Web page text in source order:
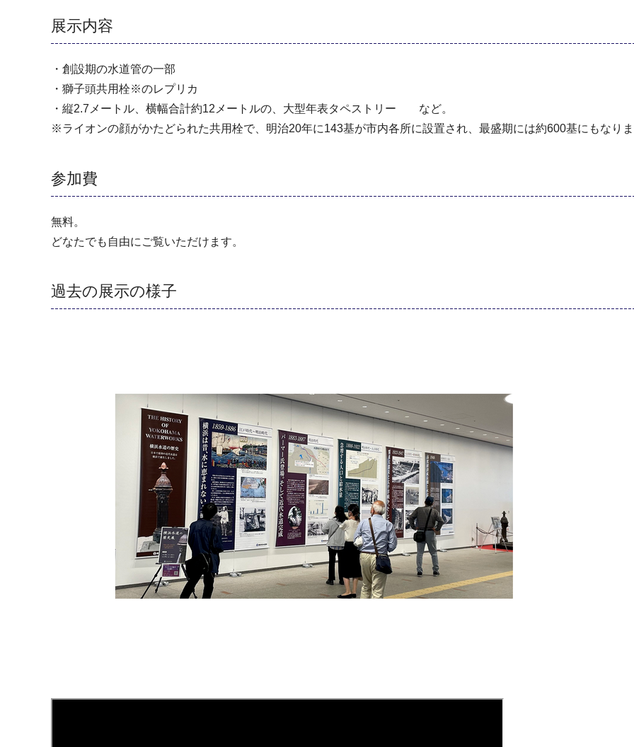
展示内容
・創設期の水道管の一部
・獅子頭共用栓※のレプリカ
・縦2.7メートル、横幅合計約12メートルの、大型年表タペストリー など。
※ライオンの顔がかたどられた共用栓で、明治20年に143基が市内各所に設置され、最盛期には約600基にもなり
参加費
無料。
どなたでも自由にご覧いただけます。
過去の展示の様子